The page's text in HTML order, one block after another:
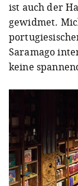
ist auch der
gewidmet.
Saramago
keine